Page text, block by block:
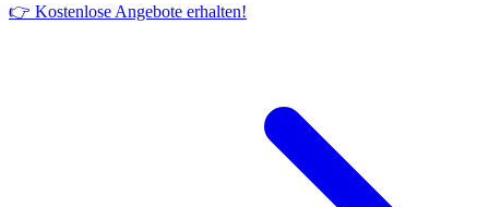
👉 Kostenlose Angebote erhalten!